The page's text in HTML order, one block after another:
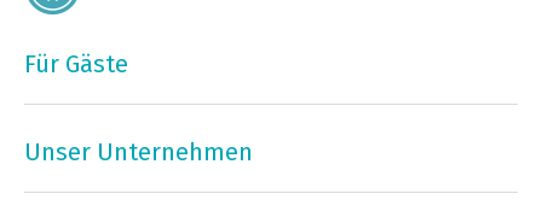
Für Gäste
Unser Unternehmen